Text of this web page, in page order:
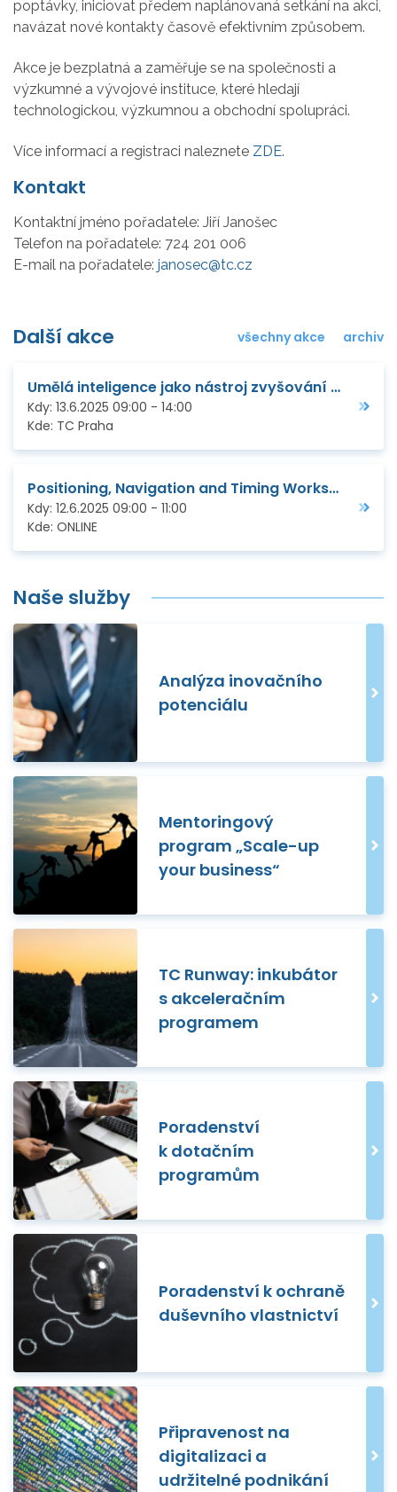
poptávky, iniciovat předem naplánovaná setkání na akci,
navázat nové kontakty časově efektivním způsobem.
Akce je bezplatná a zaměřuje se na společnosti a
výzkumné a vývojové instituce, které hledají
technologickou, výzkumnou a obchodní spolupráci.
Více informací a registraci naleznete ZDE.
Kontakt
Kontaktní jméno pořadatele: Jiří Janošec
Telefon na pořadatele: 724 201 006
E-mail na pořadatele: janosec@tc.cz
Další akce všechny akce archiv
Umělá inteligence jako nástroj zvyšování konkurenceschopnosti
Kdy: 13.6.2025 09:00 - 14:00
Kde: TC Praha
Positioning, Navigation and Timing Workshop
Kdy: 12.6.2025 09:00 - 11:00
Kde: ONLINE
Naše služby
Analýza inovačního
potenciálu
Mentoringový
program „Scale-up
your business“
TC Runway: inkubátor
s akceleračním
programem
Poradenství
k dotačním
programům
Poradenství k ochraně
duševního vlastnictví
Připravenost na
digitalizaci a
udržitelné podnikání